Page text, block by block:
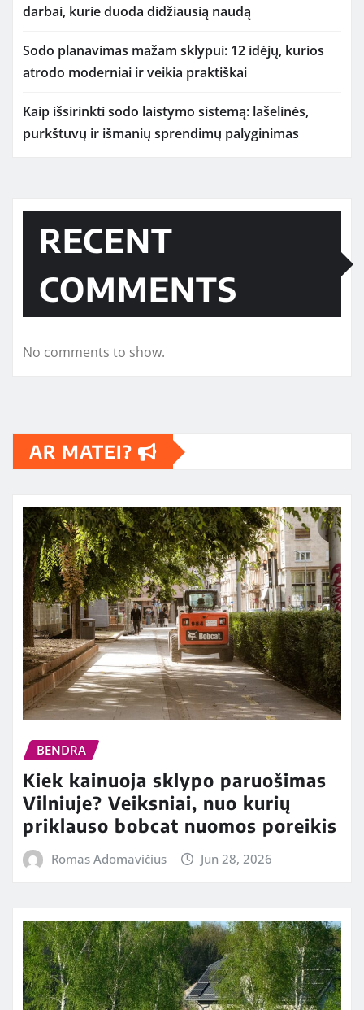
darbai, kurie duoda didžiausią naudą
Sodo planavimas mažam sklypui: 12 idėjų, kurios
atrodo moderniai ir veikia praktiškai
Kaip išsirinkti sodo laistymo sistemą: lašelinės,
purkštuvų ir išmanių sprendimų palyginimas
RECENT
COMMENTS
No comments to show.
AR MATEI?
BENDRA
Kiek kainuoja sklypo paruošimas
Vilniuje? Veiksniai, nuo kurių
priklauso bobcat nuomos poreikis
Romas Adomavičius Jun 28, 2026